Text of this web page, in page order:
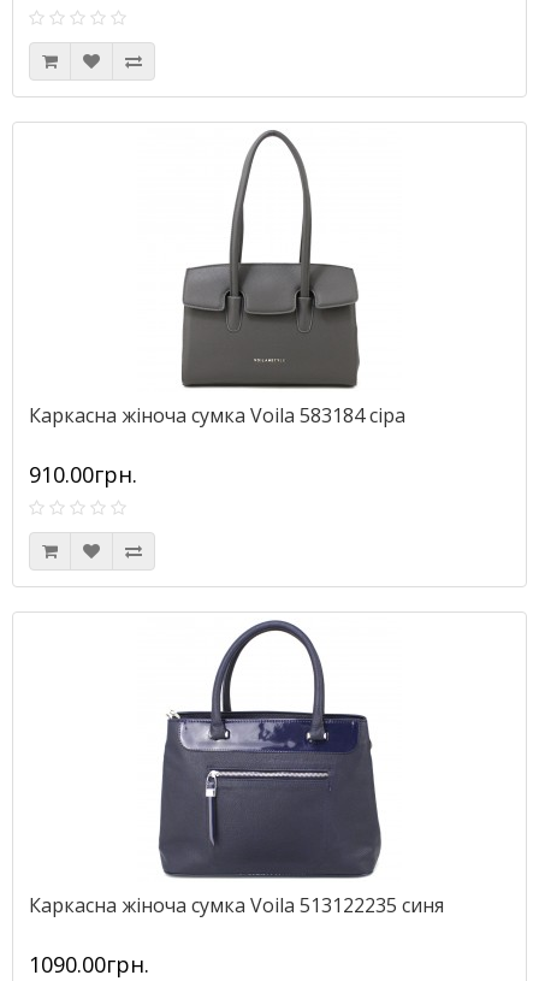
Каркасна жіноча сумка Voila 583184 сіра
910.00грн.
Каркасна жіноча сумка Voila 513122235 синя
1090.00грн.